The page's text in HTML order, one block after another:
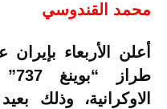
محمد القندوسي
أعلن الأربعاء
الاوكرانية، وذلك